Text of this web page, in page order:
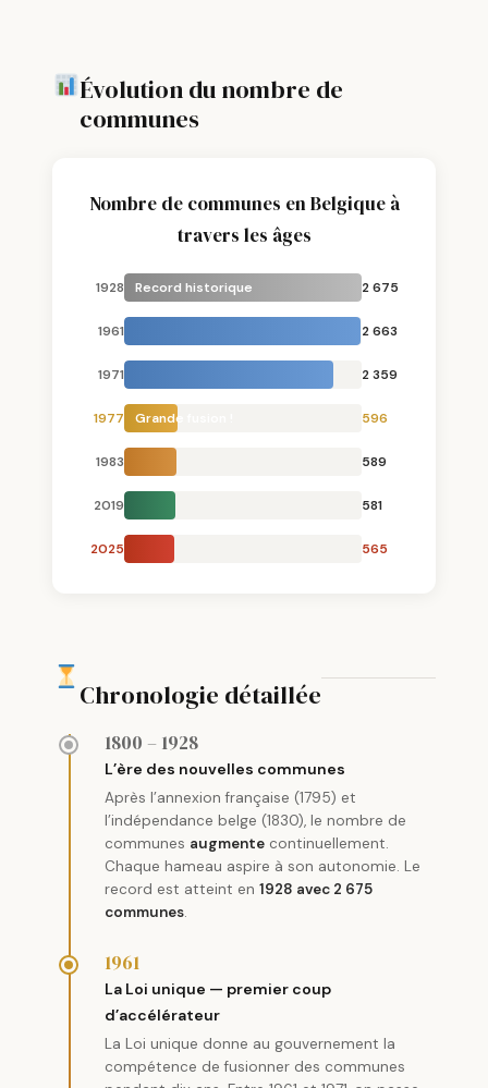
Évolution du nombre de
communes
Nombre de communes en Belgique à
travers les âges
1928 Record historique 2 675
1961 2 663
1971 2 359
1977 Grande fusion ! 596
1983 589
2019 581
2025 565
Chronologie détaillée
1800 – 1928
L’ère des nouvelles communes
Après l’annexion française (1795) et
l’indépendance belge (1830), le nombre de
communes augmente continuellement.
Chaque hameau aspire à son autonomie. Le
record est atteint en 1928 avec 2 675
communes.
1961
La Loi unique — premier coup
d’accélérateur
La Loi unique donne au gouvernement la
compétence de fusionner des communes